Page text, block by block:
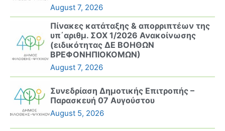
August 7, 2026
Πίνακες κατάταξης & απορριπτέων της
υπ΄αριθμ. ΣΟΧ 1/2026 Ανακοίνωσης
(ειδικότητας ΔΕ ΒΟΗΘΩΝ
ΒΡΕΦΟΝΗΠΙΟΚΟΜΩΝ)
August 7, 2026
Συνεδρίαση Δημοτικής Επιτροπής –
Παρασκευή 07 Αυγούστου
August 5, 2026